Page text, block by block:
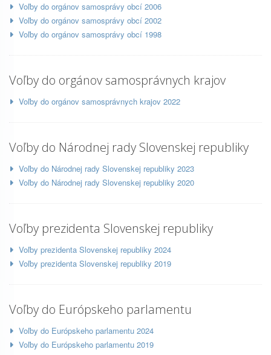
Voľby do orgánov samosprávy obcí 2006
Voľby do orgánov samosprávy obcí 2002
Voľby do orgánov samosprávy obcí 1998
Voľby do orgánov samosprávnych krajov
Voľby do orgánov samosprávnych krajov 2022
Voľby do Národnej rady Slovenskej republiky
Voľby do Národnej rady Slovenskej republiky 2023
Voľby do Národnej rady Slovenskej republiky 2020
Voľby prezidenta Slovenskej republiky
Voľby prezidenta Slovenskej republiky 2024
Voľby prezidenta Slovenskej republiky 2019
Voľby do Európskeho parlamentu
Voľby do Európskeho parlamentu 2024
Voľby do Európskeho parlamentu 2019